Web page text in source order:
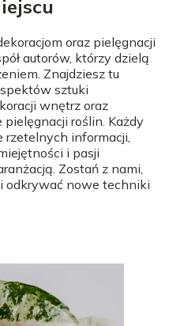
oraz pielęgnacji
autorów, którzy dzielą
Znajdziesz tu
sztuki
wnętrz oraz
roślin. Każdy
rzetelnych informacji,
i pasji
Zostań z nami,
odkrywać nowe techniki